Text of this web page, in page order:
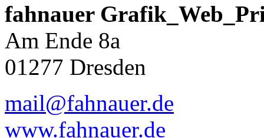
fahnauer
Am Ende 8a
01277 Dresden
mail@fahnauer.de
www.fahnauer.de